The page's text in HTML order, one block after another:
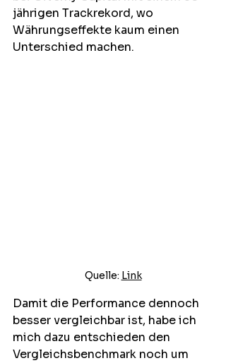
jährigen Trackrekord, wo
Währungseffekte kaum einen
Unterschied machen.
Quelle: Link
Damit die Performance dennoch
besser vergleichbar ist, habe ich
mich dazu entschieden den
Vergleichsbenchmark noch um